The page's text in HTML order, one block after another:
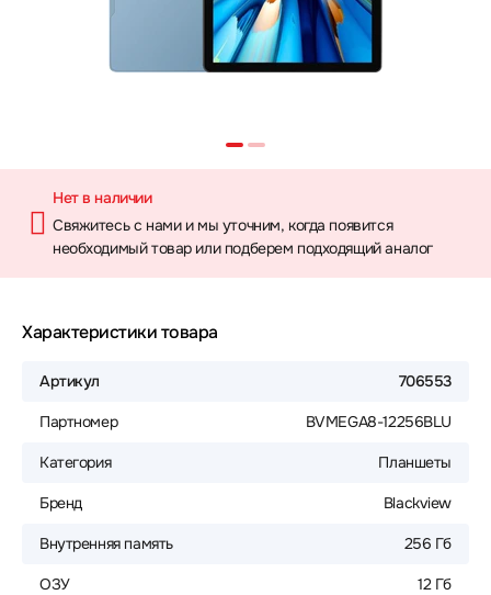
Нет в наличии
Свяжитесь с нами и мы уточним, когда появится
необходимый товар или подберем подходящий аналог
Характеристики товара
Артикул 706553
Партномер BVMEGA8-12256BLU
Категория Планшеты
Бренд Blackview
Внутренняя память 256 Гб
ОЗУ 12 Гб